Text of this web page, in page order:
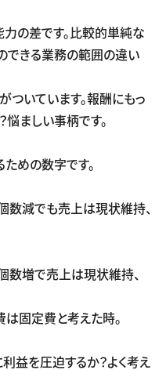
の差です。比較的単純な
できる業務の範囲の違い
ついています。報酬にもっ
悩ましい事柄です。
めの数字です。
数減でも売上は現状維持、
数増で売上は現状維持、
固定費と考えた時。
益を圧迫するか？よく考え